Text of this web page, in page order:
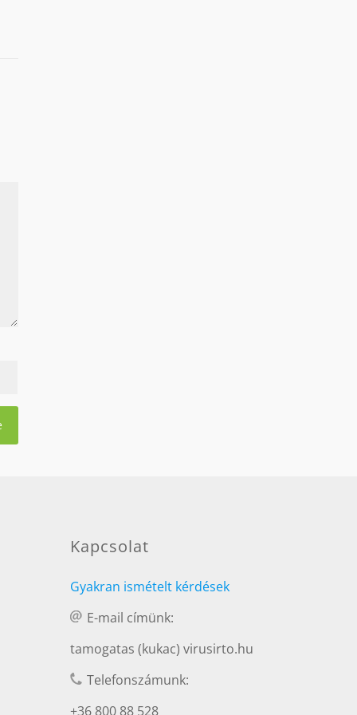
Kapcsolat
Gyakran ismételt kérdések
E-mail címünk:
tamogatas (kukac) virusirto.hu
Telefonszámunk:
+36 800 88 528